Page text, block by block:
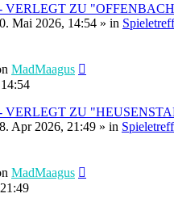
- VERLEGT ZU
Mai 2026, 14:54 » in
MadMaagus
- VERLEGT ZU
Apr 2026, 21:49 » in
MadMaagus